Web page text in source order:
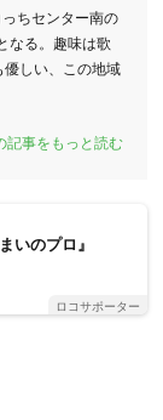
ちセンター南の
なる。趣味は歌
優しい、この地域
記事をもっと読む
いのプロ』
ロコサポーター